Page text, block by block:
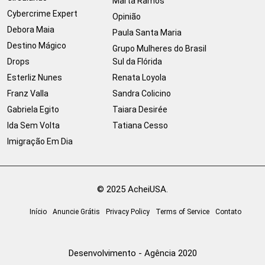
Cybercrime Expert
Debora Maia
Destino Mágico
Drops
Esterliz Nunes
Franz Valla
Gabriela Egito
Ida Sem Volta
Imigração Em Dia
Opinião
Paula Santa Maria
Grupo Mulheres do Brasil
Sul da Flórida
Renata Loyola
Sandra Colicino
Taiara Desirée
Tatiana Cesso
© 2025 AcheiUSA.
Início Anuncie Grátis Privacy Policy Terms of Service Contato
Desenvolvimento - Agência 2020